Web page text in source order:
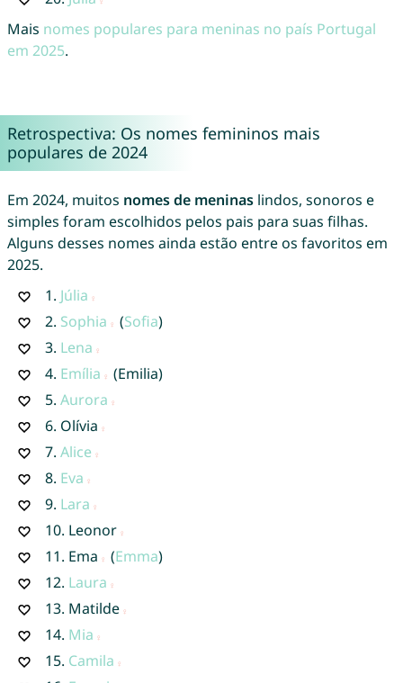
Mais nomes populares para meninas no país Portugal
em 2025.
Retrospectiva: Os nomes femininos mais
populares de 2024
Em 2024, muitos nomes de meninaslindos, sonoros e
simples foram escolhidos pelos pais para suas filhas.
Alguns desses nomes ainda estão entre os favoritos em
2025.
1. Júlia
2. Sophia (Sofia)
3. Lena
4. Emília
(Emilia)
5. Aurora
6. Olívia
7. Alice
8. Eva
9. Lara
10. Leonor
11. Ema (Emma)
12. Laura
13. Matilde
14. Mia
15. Camila